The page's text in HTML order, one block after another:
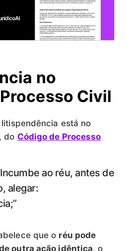
no
Civil
está no
do Código de Processo
Incumbe ao réu, antes de
alegar:
que o réu pode
outra ação idêntica, o